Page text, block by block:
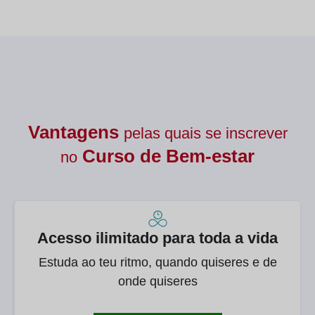
Vantagens pelas quais se inscrever
no Curso de Bem-estar
Acesso ilimitado para toda a vida
Estuda ao teu ritmo, quando quiseres e de
onde quiseres